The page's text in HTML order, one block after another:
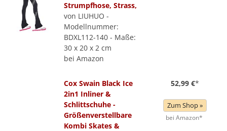
Strumpfhose, Strass,
von LIUHUO -
Modellnummer:
BDXL112-140 - Maße:
30 x 20 x 2 cm
bei Amazon
Cox Swain Black Ice
2in1 Inliner &
Schlittschuhe -
Größenverstellbare
Kombi Skates &
52,99 €*
Zum Shop »
bei Amazon*